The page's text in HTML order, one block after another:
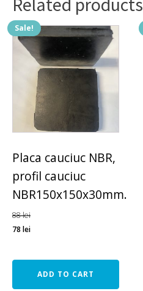
Sale!
Placa cauciuc NBR,
profil cauciuc
NBR150x150x30mm.
88lei
78 lei
ADD TO CART